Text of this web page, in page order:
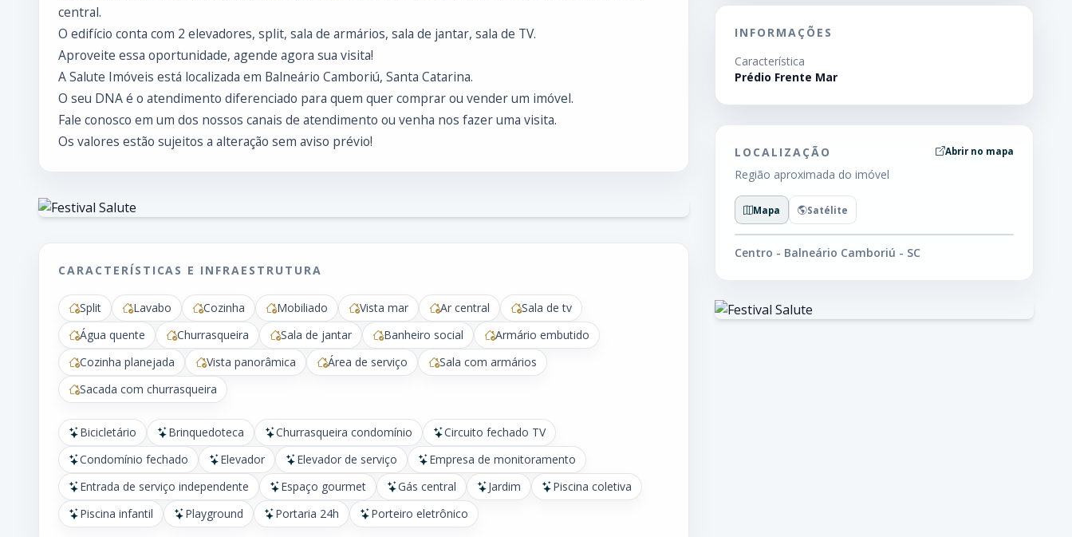
central.
O edifício conta com 2 elevadores, split, sala de armários, sala de jantar, sala de TV.
Aproveite essa oportunidade, agende agora sua visita!
A Salute Imóveis está localizada em Balneário Camboriú, Santa Catarina.
O seu DNA é o atendimento diferenciado para quem quer comprar ou vender um imóvel.
Fale conosco em um dos nossos canais de atendimento ou venha nos fazer uma visita.
Os valores estão sujeitos a alteração sem aviso prévio!
CARACTERÍSTICAS E INFRAESTRUTURA
Split Lavabo Cozinha Mobiliado Vista mar Ar central
Sala de tv
Água quente
Churrasqueira Sala de jantar Banheiro social
Armário embutido
Cozinha planejada
Vista panorâmica Área de serviço
Sala com armários
Sacada com churrasqueira
Bicicletário Brinquedoteca Churrasqueira condomínio
Circuito fechado TV
Condomínio fechado
Elevador Elevador de serviço
Empresa de monitoramento
Entrada de serviço independente
Espaço gourmet Gás central Jardim
Piscina coletiva
Piscina infantil
Playground Portaria 24h Porteiro eletrônico
INFORMAÇÕES
Característica
Prédio Frente Mar
LOCALIZAÇÃO
Região aproximada do imóvel
Abrir no mapa
Mapa Satélite
Centro - Balneário Camboriú - SC